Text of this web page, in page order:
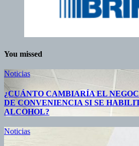
You missed
Noticias
¿CUÁNTO CAMBIARÍA EL
DE CONVENIENCIA SI SE
ALCOHOL?
Noticias